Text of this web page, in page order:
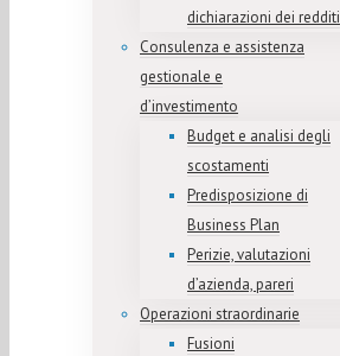
dichiarazioni dei redditi
Consulenza e assistenza
gestionale e
d’investimento
Budget e analisi degli
scostamenti
Predisposizione di
Business Plan
Perizie, valutazioni
d’azienda, pareri
Operazioni straordinarie
Fusioni